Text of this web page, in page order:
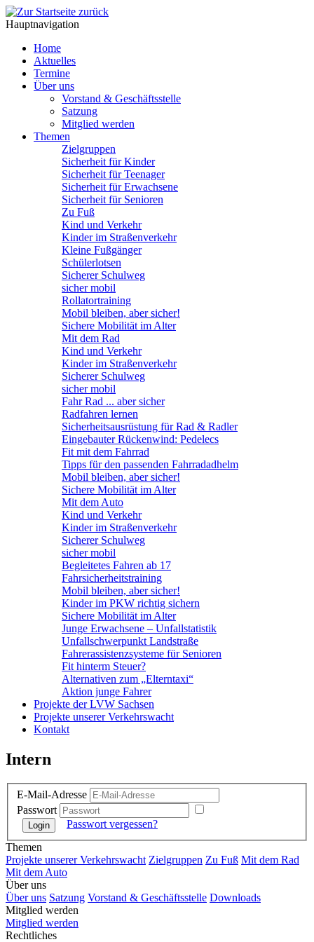
Hauptnavigation
Home
Aktuelles
Termine
Über uns
Vorstand & Geschäftsstelle
Satzung
Mitglied werden
Themen
Zielgruppen
Sicherheit für Kinder
Sicherheit für Teenager
Sicherheit für Erwachsene
Sicherheit für Senioren
Zu Fuß
Kind und Verkehr
Kinder im Straßenverkehr
Kleine Fußgänger
Schülerlotsen
Sicherer Schulweg
sicher mobil
Rollatortraining
Mobil bleiben, aber sicher!
Sichere Mobilität im Alter
Mit dem Rad
Kind und Verkehr
Kinder im Straßenverkehr
Sicherer Schulweg
sicher mobil
Fahr Rad ... aber sicher
Radfahren lernen
Sicherheitsausrüstung für Rad & Radler
Eingebauter Rückenwind: Pedelecs
Fit mit dem Fahrrad
Tipps für den passenden Fahrradadhelm
Mobil bleiben, aber sicher!
Sichere Mobilität im Alter
Mit dem Auto
Kind und Verkehr
Kinder im Straßenverkehr
Sicherer Schulweg
sicher mobil
Begleitetes Fahren ab 17
Fahrsicherheitstraining
Mobil bleiben, aber sicher!
Kinder im PKW richtig sichern
Sichere Mobilität im Alter
Junge Erwachsene – Unfallstatistik
Unfallschwerpunkt Landstraße
Fahrerassistenzsysteme für Senioren
Fit hinterm Steuer?
Alternativen zum „Elterntaxi“
Aktion junge Fahrer
Projekte der LVW Sachsen
Projekte unserer Verkehrswacht
Kontakt
Intern
E-Mail-Adresse
Passwort
Passwort vergessen?
Themen
Projekte unserer Verkehrswacht Zielgruppen Zu Fuß Mit dem Rad
Mit dem Auto
Über uns
Über uns Satzung Vorstand & Geschäftsstelle Downloads
Mitglied werden
Mitglied werden
Rechtliches